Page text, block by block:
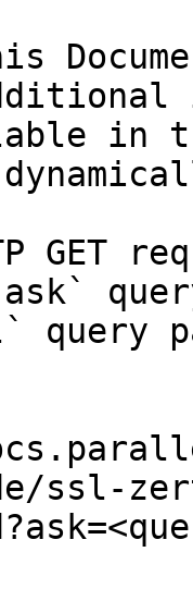
in
GET
query
ssl-